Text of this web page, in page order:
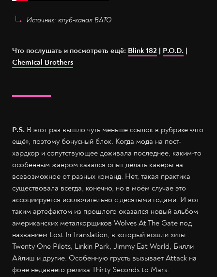
Источник: ютуб-канал ВАТО
Что послушать и посмотреть ещё: Blink 182 | P.O.D. |
Chemical Brothers
P.S. В этот раз вышло чуть меньше ссылок в рубрике «что
ещё», поэтому бонусный блок. Когда мода на пост-
хардкор и сопутствующее доживала последнее, каким-то
особенным жанром казался опыт делать каверы на
всевозможное от разных команд. Нет, такая практика
существовала всегда, конечно, но в моём случае это
ассоциируется исключительно с десятыми годами. И вот
таким артефактом из прошлого оказался новый альбом
американских металкорщиков Wolves At The Gate под
названием Lost In Translation, в который вошли хиты
Twenty One Pilots, Linkin Park, Jimmy Eat World, Билли
Айлиш и другие. Особенную грусть вызывает Attack на
фоне недавнего релиза Thirty Seconds to Mars.